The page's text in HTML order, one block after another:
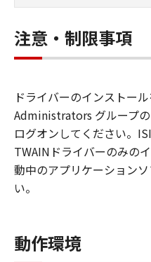
注意・制限事項
ドライバーのインストー
Administrators グループ
ログオンしてください。
TWAINドライバーのみの
動中のアプリケーション
い。
動作環境